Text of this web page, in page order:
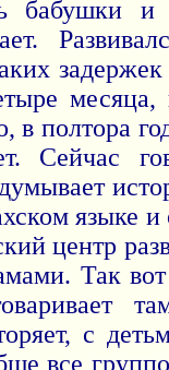
бабушки и
в полтора
Сейчас
языке
центр
Так
с
все